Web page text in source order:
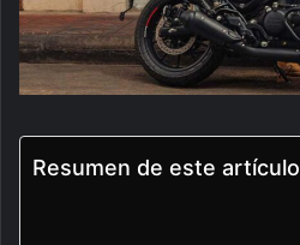
Resumen de este artículo